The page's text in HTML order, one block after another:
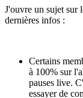
J'ouvre un sujet sur
dernières infos :
Certains
à 100% sur
pauses live.
essayer de